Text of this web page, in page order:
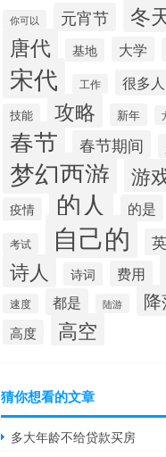
你可以 元宵节 冬
唐代 基地 大学
宋代 工作 很多人
技能 攻略 新年
春节 春节期间
梦幻西游 游
疫情 的人 的是
考试 自己的
诗人 诗词 费用
速度 都是 陆游
高度 高空
猜你想看的文章
多大年龄不给贷款买房